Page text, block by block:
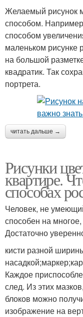
Желаемый рисунок
способом.
способом
маленьком рисунке
на большой
квадратик. Так
портрета.
читать дальше →
Рисунки
квартире.
способах
Человек, не
способен на
Достаточно
кисти разной
Каждое
след. Из этих
блоков можно
изображение на